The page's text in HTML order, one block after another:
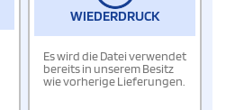
WIEDERDRUCK
Es wird die Datei verwendet
bereits in unserem Besitz
wie vorherige Lieferungen.